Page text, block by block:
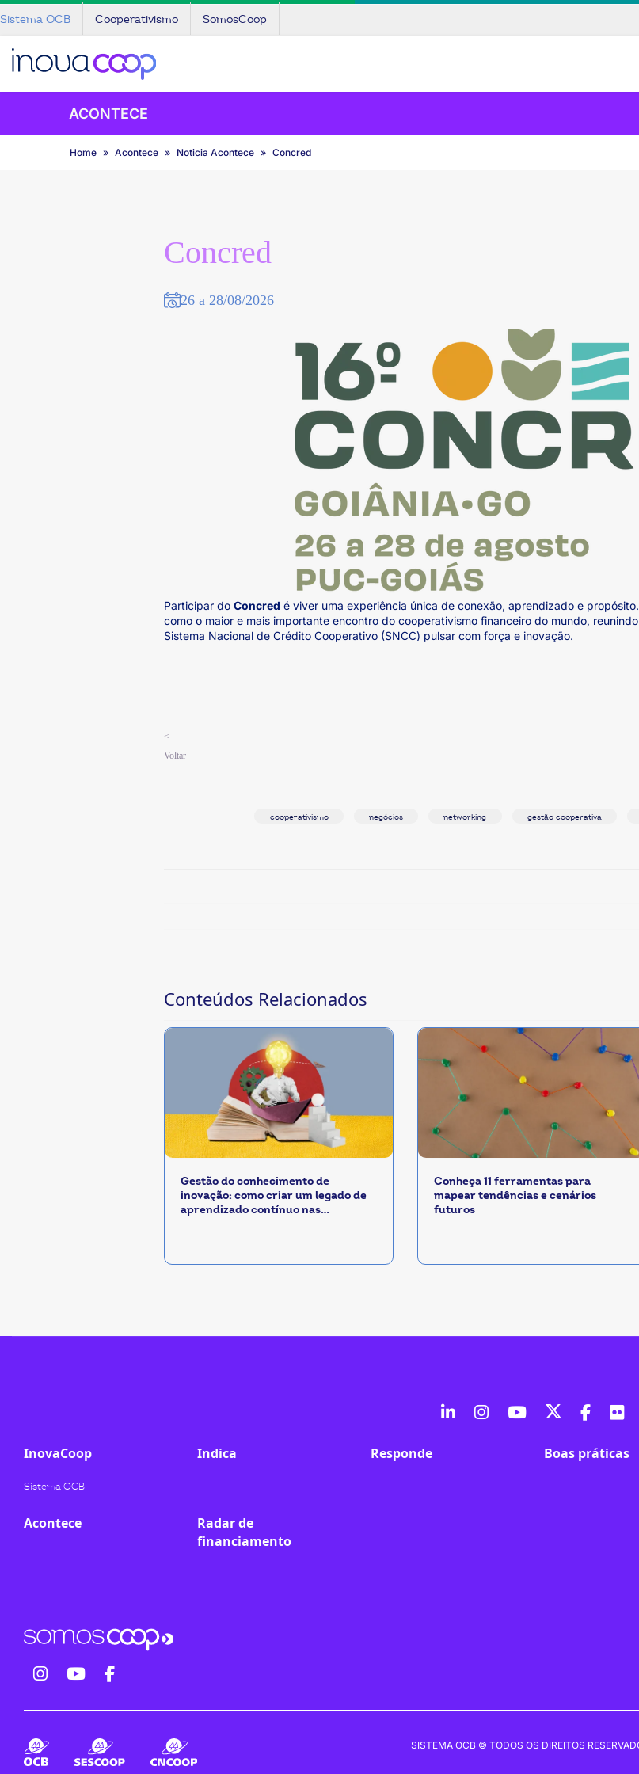
Sistema OCB Cooperativismo SomosCoop
ACONTECE
Home Acontece Noticia Acontece Concred
Concred
26 a 28/08/2026
Participar do Concred é viver uma experiência única de conexão, aprendizado e
como o maior e mais importante encontro do cooperativismo financeiro do mundo,
Sistema Nacional de Crédito Cooperativo (SNCC) pulsar com força e inovação.
<
Voltar
cooperativismo negócios networking gestão cooperativa
Conteúdos Relacionados
Gestão do conhecimento de
inovação: como criar um legado de
aprendizado contínuo nas
Conheça 11 ferramentas para
mapear tendências e cenários
futuros
fab fab
instagram
fab
youtube
fab
twitter
fab fab
InovaCoop
Sistema OCB
Acontece
Indica
Radar de
financiamento
Responde Boas práticas
fab fabfab
SISTEMA OCB © TODOS OS DIREITOS